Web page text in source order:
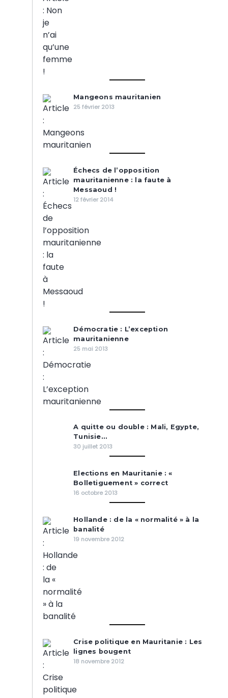
Mangeons mauritanien
25 février 2013
Échecs de l’opposition
mauritanienne : la faute à
Messaoud !
12 février 2014
Démocratie : L’exception
mauritanienne
25 mai 2013
A quitte ou double : Mali, Egypte,
Tunisie…
30 juillet 2013
Elections en Mauritanie : «
Bolletiguement » correct
16 octobre 2013
Hollande : de la « normalité » à la
banalité
19 novembre 2012
Crise politique en Mauritanie : Les
lignes bougent
18 novembre 2012